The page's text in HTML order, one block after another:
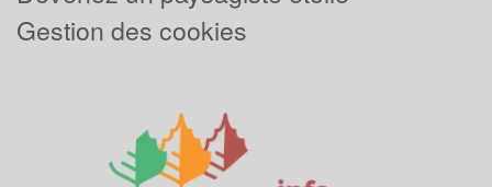
Gestion des cookies